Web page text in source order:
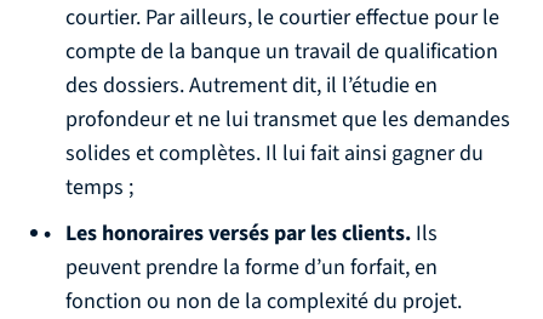
courtier. Par ailleurs, le courtier effectue pour le
compte de la banque un travail de qualification
des dossiers. Autrement dit, il l’étudie en
profondeur et ne lui transmet que les demandes
solides et complètes. Il lui fait ainsi gagner du
temps ;
Les honoraires versés par les clients. Ils
peuvent prendre la forme d’un forfait, en
fonction ou non de la complexité du projet.